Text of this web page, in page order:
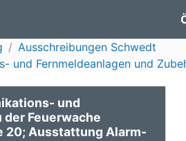
Ausschreibungen Schwedt
und Fernmeldeanlagen und
und
Feuerwache
20; Ausstattung Alarm-